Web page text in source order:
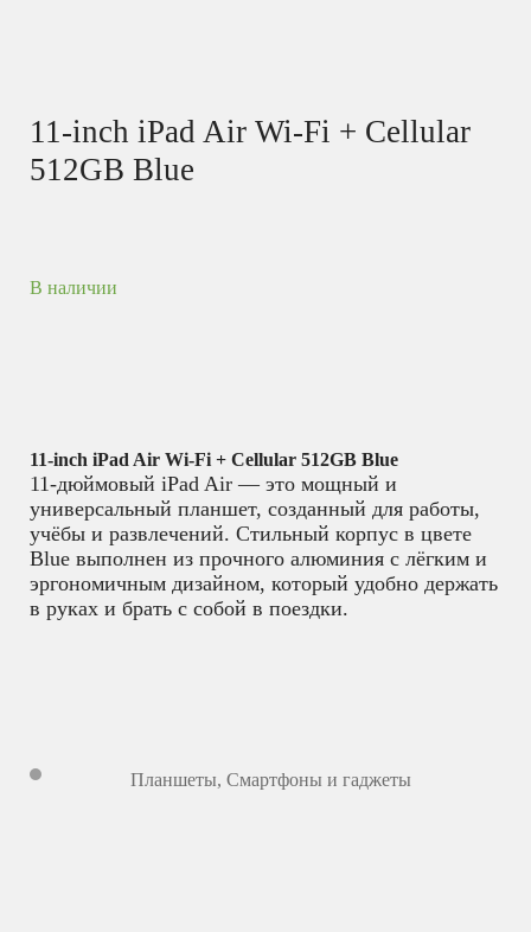
11-inch iPad Air Wi-Fi + Cellular
512GB Blue
В наличии
11-inch iPad Air Wi-Fi + Cellular 512GB Blue
11-дюймовый iPad Air — это мощный и
универсальный планшет, созданный для работы,
учёбы и развлечений. Стильный корпус в цвете
Blue выполнен из прочного алюминия с лёгким и
эргономичным дизайном, который удобно держать
в руках и брать с собой в поездки.
Планшеты, Смартфоны и гаджеты